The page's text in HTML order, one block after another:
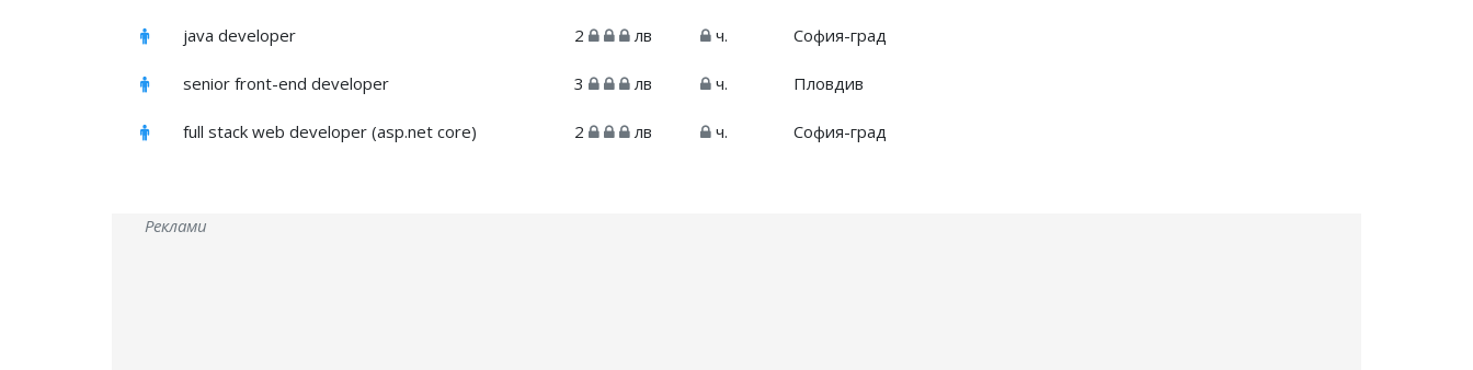
java developer 2 лв ч. София-град
senior front-end developer 3 лв ч. Пловдив
full stack web developer (asp.net core) 2 лв ч. София-град
Реклами